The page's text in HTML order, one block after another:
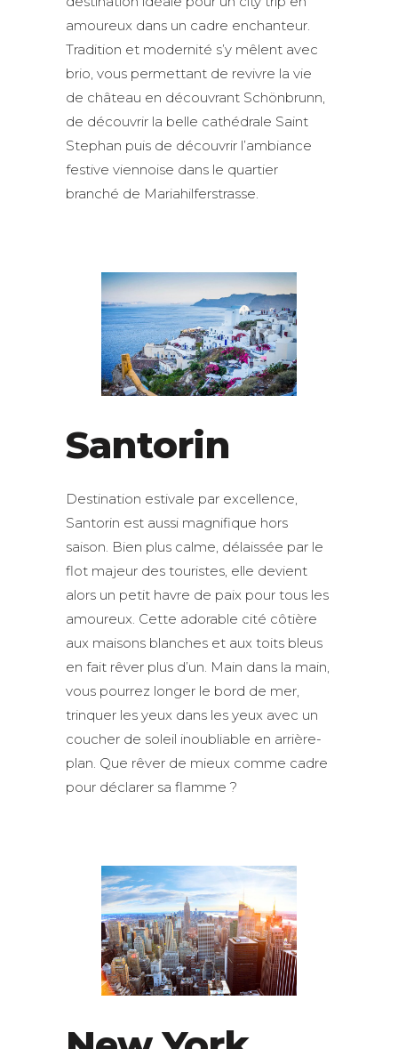
amoureux dans un cadre enchanteur.
Tradition et modernité s’y mêlent avec
brio, vous permettant de revivre la vie
de château en découvrant Schönbrunn,
de découvrir la belle cathédrale Saint
Stephan puis de découvrir l’ambiance
festive viennoise dans le quartier
branché de Mariahilferstrasse.
Santorin
Destination estivale par excellence,
Santorin est aussi magnifique hors
saison. Bien plus calme, délaissée par le
flot majeur des touristes, elle devient
alors un petit havre de paix pour tous les
amoureux. Cette adorable cité côtière
aux maisons blanches et aux toits bleus
en fait rêver plus d’un. Main dans la main,
vous pourrez longer le bord de mer,
trinquer les yeux dans les yeux avec un
coucher de soleil inoubliable en arrière-
plan. Que rêver de mieux comme cadre
pour déclarer sa flamme ?